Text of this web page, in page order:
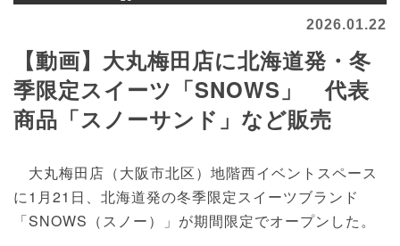
2026.01.22
【動画】大丸梅田店に北海道発・冬
季限定スイーツ「SNOWS」 代表
商品「スノーサンド」など販売
大丸梅田店（大阪市北区）地階西イベントスペース
に1月21日、北海道発の冬季限定スイーツブランド
「SNOWS（スノー）」が期間限定でオープンした。